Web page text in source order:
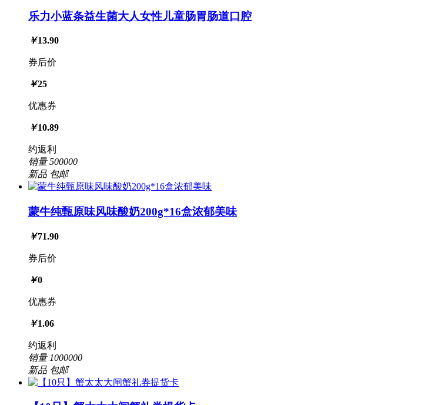
乐力小蓝条益生菌大人女性儿童肠胃肠道口腔
￥13.90
券后价
￥25
优惠券
￥10.89
约返利
销量500000
新品 包邮
蒙牛纯甄原味风味酸奶200g*16盒浓郁美味
￥71.90
券后价
￥0
优惠券
￥1.06
约返利
销量 1000000
新品 包邮